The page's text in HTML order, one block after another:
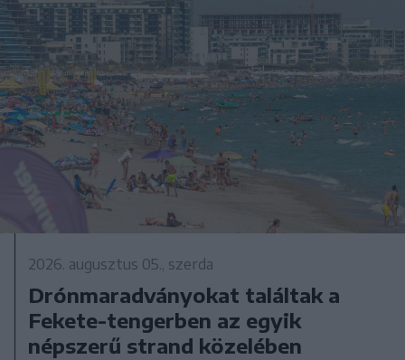
2026. augusztus 05., szerda
Drónmaradványokat találtak a
Fekete-tengerben az egyik
népszerű strand közelében